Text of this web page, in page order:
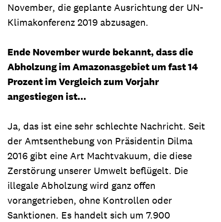
November, die geplante Ausrichtung der UN-
Klimakonferenz 2019 abzusagen.
Ende November wurde bekannt, dass die
Abholzung im Amazonasgebiet um fast 14
Prozent im Vergleich zum Vorjahr
angestiegen ist...
Ja, das ist eine sehr schlechte Nachricht. Seit
der Amtsenthebung von Präsidentin Dilma
2016 gibt eine Art Machtvakuum, die diese
Zerstörung unserer Umwelt beflügelt. Die
illegale Abholzung wird ganz offen
vorangetrieben, ohne Kontrollen oder
Sanktionen. Es handelt sich um 7.900